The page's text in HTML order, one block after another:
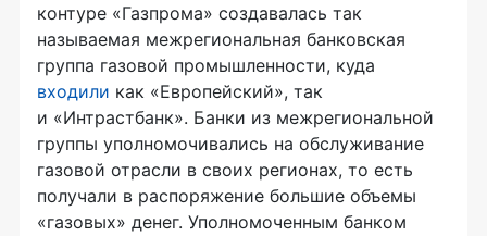
контуре «Газпрома» создавалась так
называемая межрегиональная банковская
группа газовой промышленности, куда
входили как «Европейский», так
и «Интрастбанк». Банки из межрегиональной
группы уполномочивались на обслуживание
газовой отрасли в своих регионах, то есть
получали в распоряжение большие объемы
«газовых» денег. Уполномоченным банком